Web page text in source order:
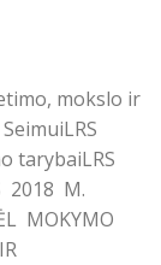
mokslo ir
tarybaiLRS
2018 M.
MOKYMO